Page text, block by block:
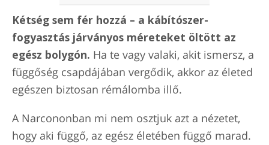
Kétség sem fér hozzá – a kábítószer-
fogyasztás járványos méreteket öltött az
egész bolygón. Ha te vagy valaki, akit ismersz, a
függőség csapdájában vergődik, akkor az életed
egészen biztosan rémálomba illő.
A Narcononban mi nem osztjuk azt a nézetet,
hogy aki függő, az egész életében függő marad.